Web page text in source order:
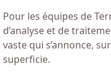
Pour les équipes de
d’analyse et de
vaste qui s’annonce,
superficie.